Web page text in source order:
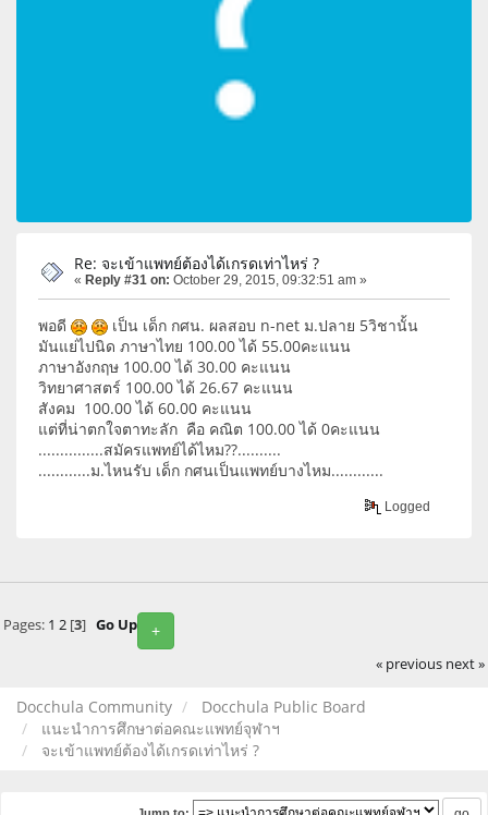
Re: จะเข้าแพทย์ต้องได้เกรดเท่าไหร่ ?
« Reply #31 on: October 29, 2015, 09:32:51 am »
พอดี
เป็น เด็ก กศน. ผลสอบ n-net ม.ปลาย 5วิชานั้น
มันแย่ไปนิด ภาษาไทย 100.00 ได้ 55.00คะแนน
ภาษาอังกฤษ 100.00 ได้ 30.00 คะแนน
วิทยาศาสตร์ 100.00 ได้ 26.67 คะแนน
สังคม 100.00 ได้ 60.00 คะแนน
แต่ที่น่าตกใจตาทะลัก คือ คณิต 100.00 ได้ 0คะแนน
...............สมัครแพทย์ได้ไหม??..........
............ม.ไหนรับ เด็ก กศนเป็นแพทย์บางไหม............
Logged
+
Pages: 1 2[3] Go Up
« previous next »
Docchula Community
Docchula Public Board
แนะนำการศึกษาต่อคณะแพทย์จุฬาฯ
จะเข้าแพทย์ต้องได้เกรดเท่าไหร่ ?